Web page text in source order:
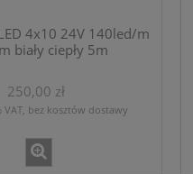
4x10 24V 140led/m
biały ciepły 5m
250,00 zł
VAT, bez kosztów dostawy